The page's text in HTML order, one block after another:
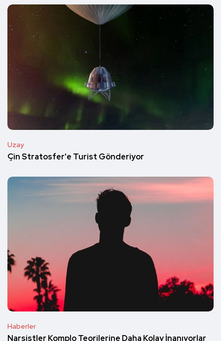
Uzay
Çin Stratosfer'e Turist Gönderiyor
Haberler
Narsistler Komplo Teorilerine Daha Kolay İnanıyorlar